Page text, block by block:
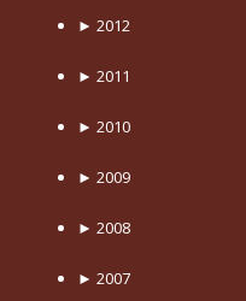
► 2012
► 2011
► 2010
► 2009
► 2008
► 2007